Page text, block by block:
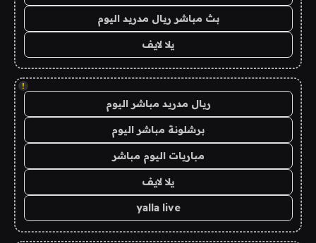
بث مباشر ريال مدريد اليوم
يلا لايف
!
ريال مدريد مباشر اليوم
برشلونة مباشر اليوم
مباريات اليوم مباشر
يلا لايف
yalla live